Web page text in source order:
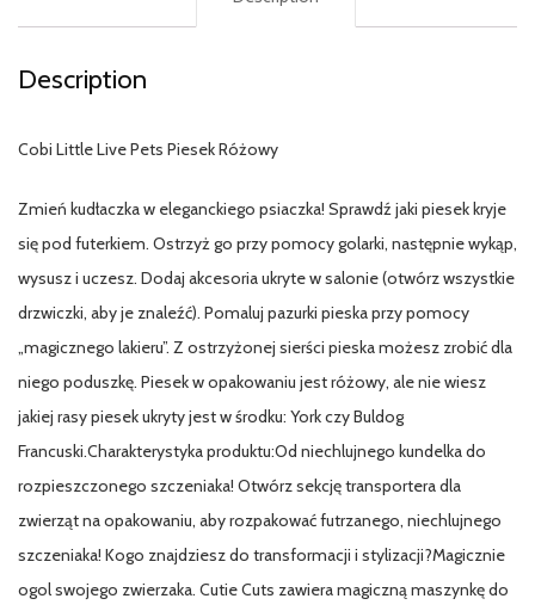
Description
Cobi Little Live Pets Piesek Różowy
Zmień kudłaczka w eleganckiego psiaczka! Sprawdź jaki piesek kryje
się pod futerkiem. Ostrzyż go przy pomocy golarki, następnie wykąp,
wysusz i uczesz. Dodaj akcesoria ukryte w salonie (otwórz wszystkie
drzwiczki, aby je znaleźć). Pomaluj pazurki pieska przy pomocy
„magicznego lakieru”. Z ostrzyżonej sierści pieska możesz zrobić dla
niego poduszkę. Piesek w opakowaniu jest różowy, ale nie wiesz
jakiej rasy piesek ukryty jest w środku: York czy Buldog
Francuski.Charakterystyka produktu:Od niechlujnego kundelka do
rozpieszczonego szczeniaka! Otwórz sekcję transportera dla
zwierząt na opakowaniu, aby rozpakować futrzanego, niechlujnego
szczeniaka! Kogo znajdziesz do transformacji i stylizacji?Magicznie
ogol swojego zwierzaka. Cutie Cuts zawiera magiczną maszynkę do